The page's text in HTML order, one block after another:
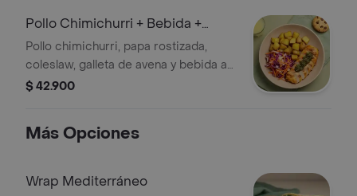
Pollo Chimichurri + Bebida +
Galleta
Pollo chimichurri, papa rostizada,
coleslaw, galleta de avena y bebida a
elección.
$ 42.900
Más Opciones
Wrap Mediterráneo